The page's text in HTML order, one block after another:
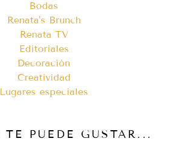
Bodas
Renata's Brunch
Renata TV
Editoriales
Decoración
Creatividad
Lugares especiales
PUEDE GUSTAR...